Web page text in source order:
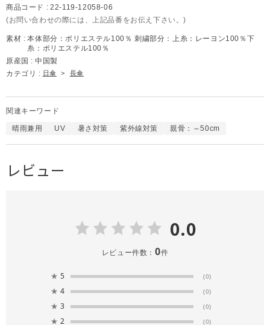
商品コード : 22-119-12058-06
(お問い合わせの際には、上記品番をお伝え下さい。)
素材 : 本体部分：ポリエステル100％ 刺繍部分：上糸：レーヨン100％下
糸：ポリエステル100％
原産国 : 中国製
カテゴリ : 日傘 > 長傘
関連キーワード
晴雨兼用 UV 暑さ対策 紫外線対策 親骨：～50cm
レビュー
0.0
レビュー件数： 0件
★ 5 (0)
★ 4 (0)
★ 3 (0)
★ 2 (0)